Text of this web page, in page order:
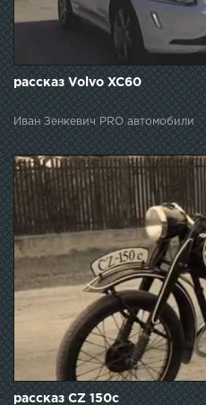
рассказ Volvo XC60
Иван Зенкевич PRO автомобили
рассказ CZ 150c